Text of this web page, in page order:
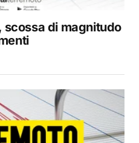
scossa di magnitudo